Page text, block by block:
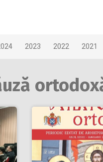
2023 2022 2021